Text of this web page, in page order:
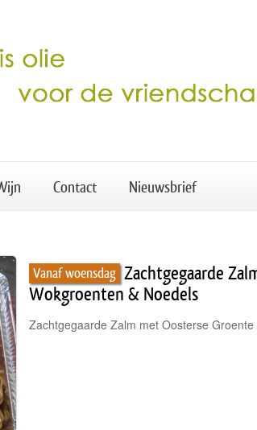
Contact Nieuwsbrief
Vanaf woensdag Zachtgegaarde
Wokgroenten & Noedels
Zachtgegaarde Zalm met Oosterse